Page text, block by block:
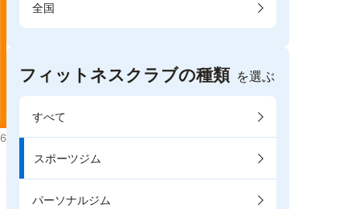
全国
フィットネスクラブの種類 を選ぶ
すべて
スポーツジム
パーソナルジム